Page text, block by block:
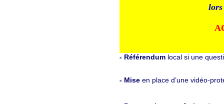
lors
- Référendum local si une
- Mise en place d’une vidéo-